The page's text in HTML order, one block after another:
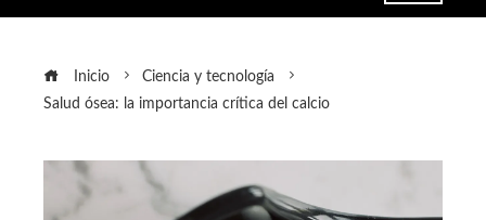
Inicio
Ciencia y tecnología
Salud ósea: la importancia crítica del calcio